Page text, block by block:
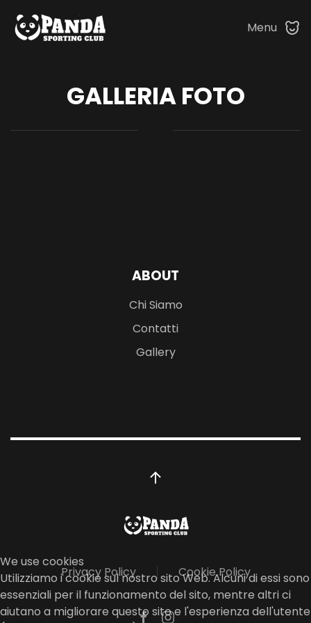
Skip to main content
Menu
GALLERIA FOTO
ABOUT
Chi Siamo
Contatti
Gallery
Privacy Policy Cookie Policy
We use cookies
Utilizziamo i cookie sul nostro sito Web. Alcuni di essi sono
essenziali per il funzionamento del sito, mentre altri ci
aiutano a migliorare questo sito e l'esperienza dell'utente